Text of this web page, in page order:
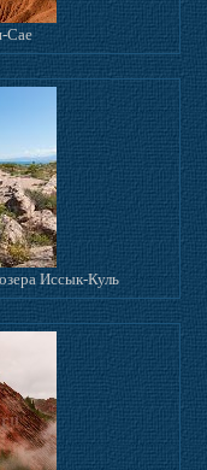
Сае
Иссык-Куль